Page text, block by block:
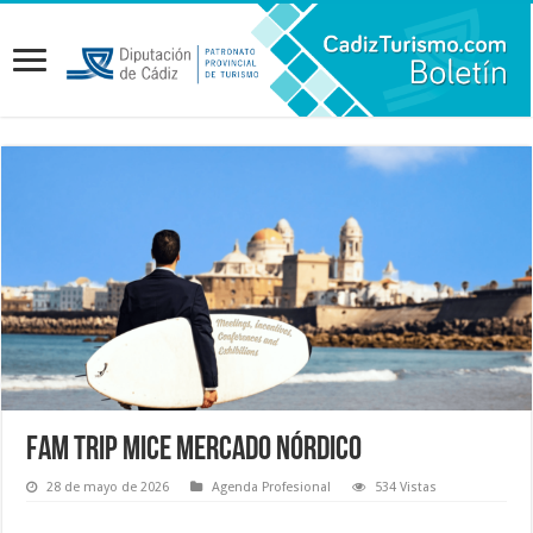
FAM TRIP MICE Mercado Nórdico
28 de mayo de 2026 Agenda Profesional 534 Vistas